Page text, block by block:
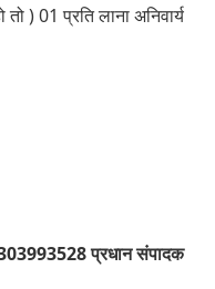
तो ) 01 प्रति लाना अनिवार्य
प्रधान संपादक